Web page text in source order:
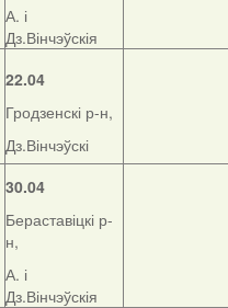
А. і
Дз.Вінчэўскія
22.04
Гродзенскі р-н,
Дз.Вінчэўскі
30.04
Бераставіцкі р-
н,
А. і
Дз.Вінчэўскія